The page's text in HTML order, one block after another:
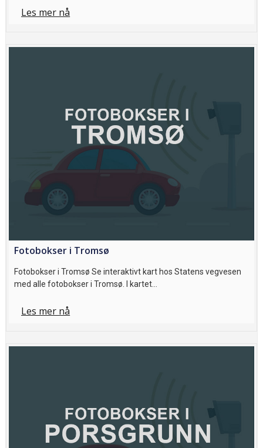
Les mer nå
Fotobokser i Tromsø
Fotobokser i Tromsø Se interaktivt kart hos Statens vegvesen
med alle fotobokser i Tromsø. I kartet…
Les mer nå